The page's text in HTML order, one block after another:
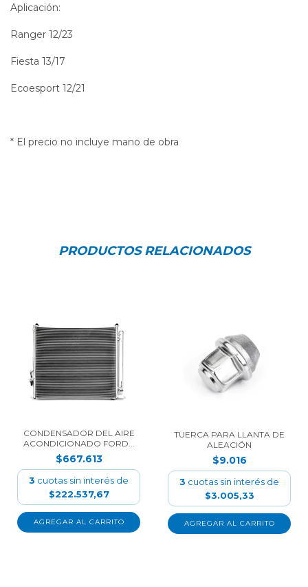
Aplicación:
Ranger 12/23
Fiesta 13/17
Ecoesport 12/21
* El precio no incluye mano de obra
PRODUCTOS RELACIONADOS
CONDENSADOR DEL AIRE
ACONDICIONADO FORD...
$667.613
3 cuotas sin interés de
$222.537,67
TUERCA PARA LLANTA DE
ALEACIÓN
$9.016
3 cuotas sin interés de
$3.005,33